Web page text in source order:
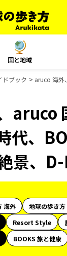
国と地域
ドブック aruco 海外
aruco
代、
景、
海外 地球の歩き方
Resort Style
BOOKS 旅と健康